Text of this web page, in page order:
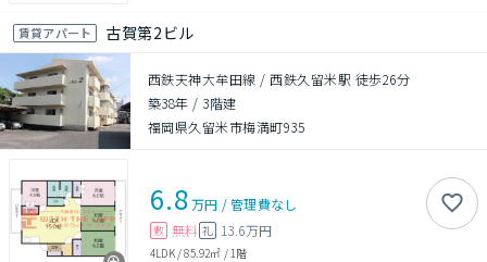
賃貸アパート 古賀第2ビル
西鉄天神大牟田線 / 西鉄久留米駅 徒歩26分
築38年 / 3階建
福岡県久留米市梅満町935
6.8万円 /管理費なし
敷 無料 礼 13.6万円
4LDK/85.92㎡ / 1階